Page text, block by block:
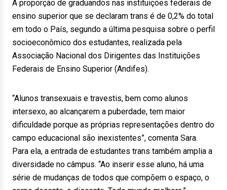
A proporção de graduandos nas instituições federais de
ensino superior que se declaram trans é de 0,2% do total
em todo o País, segundo a última pesquisa sobre o perfil
socioeconômico dos estudantes, realizada pela
Associação Nacional dos Dirigentes das Instituições
Federais de Ensino Superior (Andifes).
“Alunos transexuais e travestis, bem como alunos
intersexo, ao alcançarem a puberdade, tem maior
dificuldade porque as próprias representações dentro do
campo educacional são inexistentes”, comenta Sara.
Para ela, a entrada de estudantes trans também amplia a
diversidade no câmpus. “Ao inserir esse aluno, há uma
série de mudanças de todos que compõem o espaço, o